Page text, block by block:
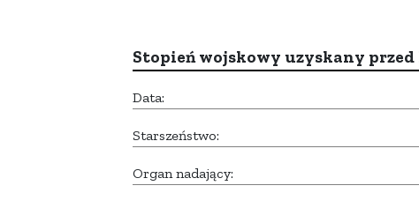
Stopień wojskowy uzyskany
Data:
Starszeństwo:
Organ nadający: